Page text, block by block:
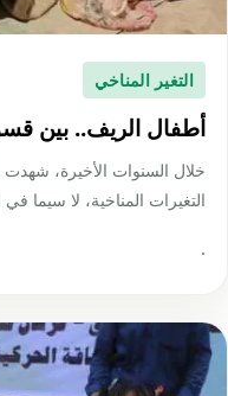
التغير المناخي
أطفال الريف.. بين
خلال السنوات الأخيرة،
التغيرات المناخية، لا سيما
·